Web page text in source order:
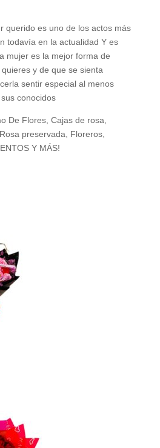
querido es uno de los actos más
todavía en la actualidad Y es
mujer es la mejor forma de
y de que se sienta
sentir especial al menos
conocidos
De Flores, Cajas de rosa,
preservada, Floreros,
Y MÁS!